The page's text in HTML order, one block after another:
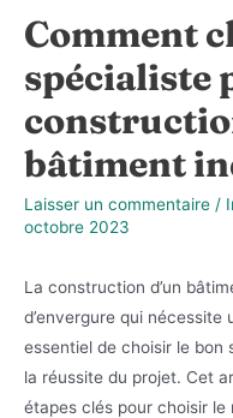
Comment
spécialiste
bâtiment
Laisser un commentaire /
octobre 2023
La construction d’un
d’envergure qui
essentiel de choisir le bon
la réussite du projet. Cet
étapes clés pour choisir le